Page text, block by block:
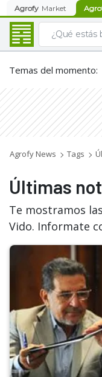
Agrofy Market
Temas del momento:
Agrofy News Tags
Últimas
Te mostramos
Vido. Informate